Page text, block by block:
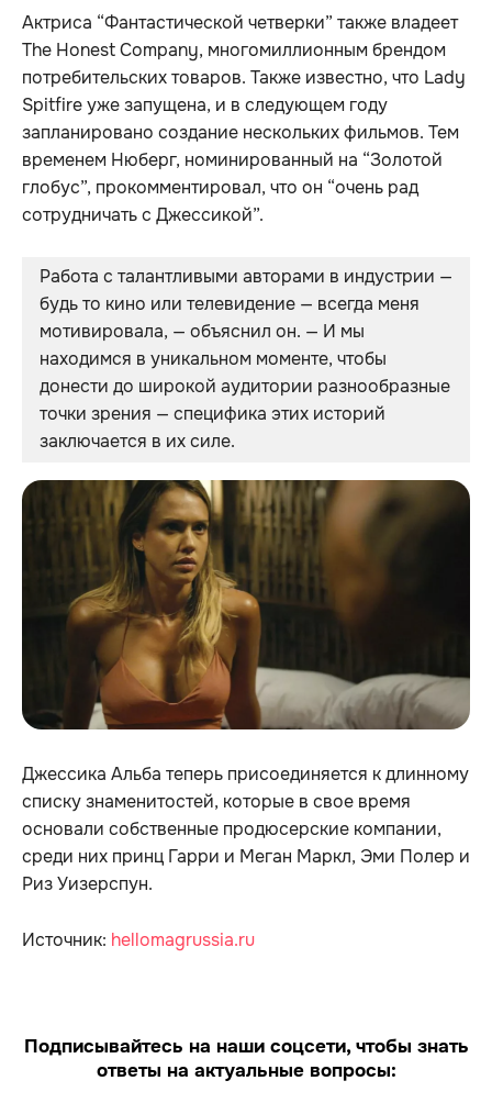
Актриса “Фантастической четверки” также владеет
The Honest Company, многомиллионным брендом
потребительских товаров. Также известно, что Lady
Spitfire уже запущена, и в следующем году
запланировано создание нескольких фильмов. Тем
временем Нюберг, номинированный на “Золотой
глобус”, прокомментировал, что он “очень рад
сотрудничать с Джессикой”.
Работа с талантливыми авторами в индустрии —
будь то кино или телевидение — всегда меня
мотивировала, — объяснил он. — И мы
находимся в уникальном моменте, чтобы
донести до широкой аудитории разнообразные
точки зрения — специфика этих историй
заключается в их силе.
Джессика Альба теперь присоединяется к длинному
списку знаменитостей, которые в свое время
основали собственные продюсерские компании,
среди них принц Гарри и Меган Маркл, Эми Полер и
Риз Уизерспун.
Источник: hellomagrussia.ru
Подписывайтесь на наши соцсети, чтобы знать
ответы на актуальные вопросы: